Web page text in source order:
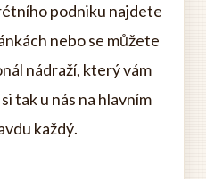
podniku najdete
nebo se můžete
nádraží, který vám
tak u nás na hlavním
každý.